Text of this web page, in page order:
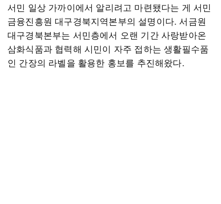
서민 일상 가까이에서 알리려고 마련됐다는 게 서민
금융진흥원 대구경북지역본부의 설명이다. 서금원
대구경북본부는 서민층에서 오랜 기간 사랑받아온
삼화식품과 협력해 시민이 자주 접하는 생활필수품
인 간장의 라벨을 활용한 홍보를 추진해왔다.